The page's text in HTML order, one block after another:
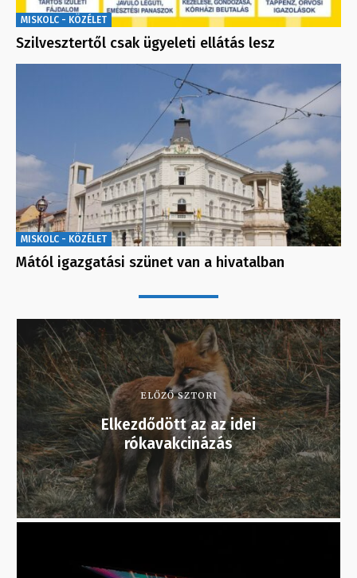
MISKOLC - KÖZÉLET
Szilvesztertől csak ügyeleti ellátás lesz
MISKOLC - KÖZÉLET
Mától igazgatási szünet van a hivatalban
ELŐZŐ SZTORI
Elkezdődött az az idei
rókavakcinázás